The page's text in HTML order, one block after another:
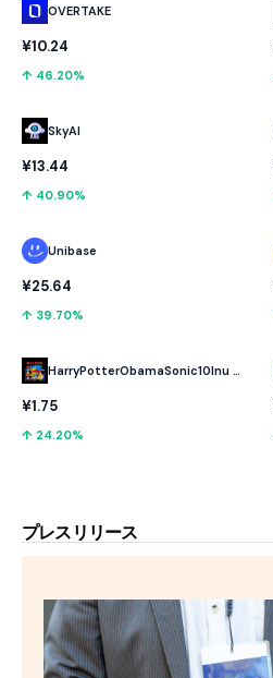
OVERTAKE
¥10.24
↑ 46.20%
SkyAI
¥13.44
↑ 40.90%
Unibase
¥25.64
↑ 39.70%
HarryPotterObamaSonic10Inu (ETH)
¥1.75
↑ 24.20%
プレスリリース